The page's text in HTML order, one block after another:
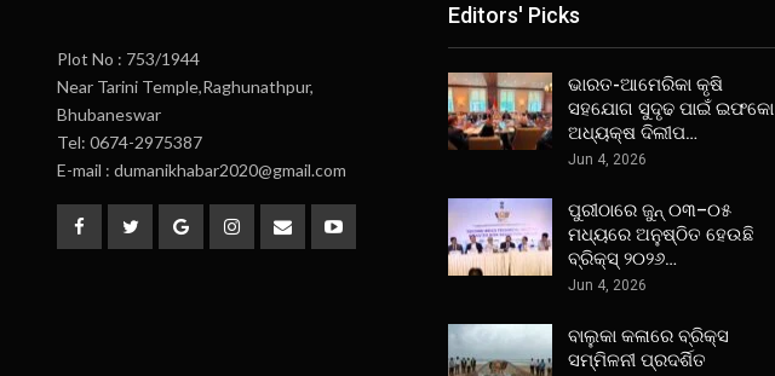
Plot No : 753/1944
Near Tarini Temple,Raghunathpur,
Bhubaneswar
Tel: 0674-2975387
E-mail : dumanikhabar2020@gmail.com
Editors' Picks
ଭାରତ-ଆମେରିକା କୃଷି
ସହଯୋଗ ସୁଦୃଢ ପାଇଁ ଇଫକୋ
ଅଧ୍ୟକ୍ଷ ଦିଲୀପ…
Jun 4, 2026
ପୁରୀଠାରେ ଜୁନ୍ ୦୩–୦୫
ମଧ୍ୟରେ ଅନୁଷ୍ଠିତ ହେଉଛି
ବ୍ରିକ୍ସ୍ ୨୦୨୬…
Jun 4, 2026
ବାଲୁକା କଳାରେ ବ୍ରିକ୍ସ
ସମ୍ମିଳନୀ ପ୍ରଦର୍ଶିତ